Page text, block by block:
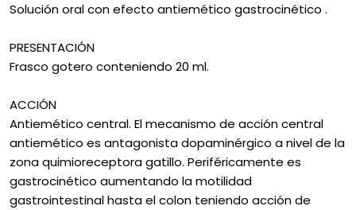
Solución oral con efecto antiemético gastrocinético .
PRESENTACIÓN
Frasco gotero conteniendo 20 ml.
ACCIÓN
Antiemético central. El mecanismo de acción central
antiemético es antagonista dopaminérgico a nivel de la
zona quimioreceptora gatillo. Periféricamente es
gastrocinético aumentando la motilidad
gastrointestinal hasta el colon teniendo acción de